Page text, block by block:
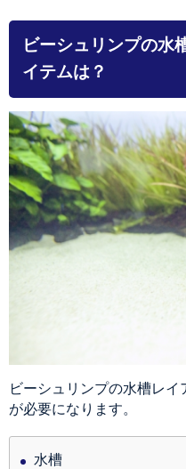
ビーシュリンプの水
イテムは？
ビーシュリンプの水槽レ
が必要になります。
水槽